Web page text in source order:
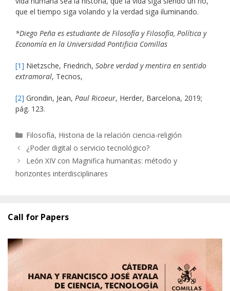
que el tiempo siga volando y la verdad siga iluminando.
*Diego Peña es estudiante de Filosofía y Filosofía, Política y
Economía en la Universidad Pontificia Comillas
[1] Nietzsche, Friedrich, Sobre verdad y mentira en sentido
extramoral, Tecnos,
[2] Grondin, Jean, Paul Ricoeur, Herder, Barcelona, 2019;
pág. 123.
Categorías
Filosofía, Historia de la relación ciencia-religión
¿Poder digital o servicio tecnológico?
León XIV con Magnifica humanitas: método y
horizontes interdisciplinares
Call for Papers